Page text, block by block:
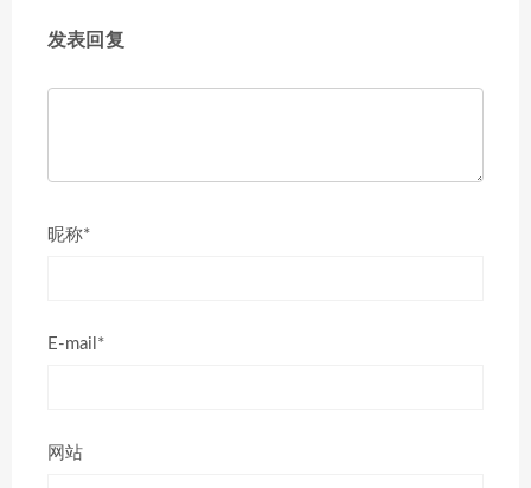
发表回复
昵称*
E-mail*
网站